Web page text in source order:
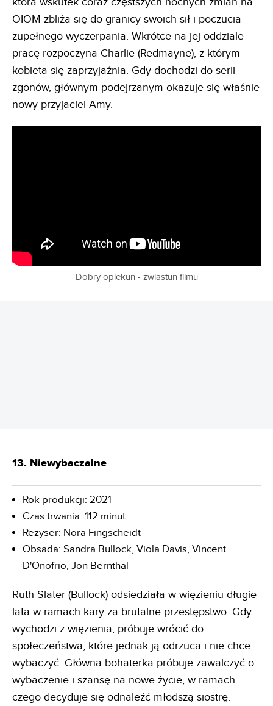
OIOM zbliża się do granicy swoich sił i poczucia
zupełnego wyczerpania. Wkrótce na jej oddziale
pracę rozpoczyna Charlie (Redmayne), z którym
kobieta się zaprzyjaźnia. Gdy dochodzi do serii
zgonów, głównym podejrzanym okazuje się właśnie
nowy przyjaciel Amy.
Dobry opiekun - zwiastun filmu
13. Niewybaczalne
Rok produkcji: 2021
Czas trwania: 112 minut
Reżyser: Nora Fingscheidt
Obsada: Sandra Bullock, Viola Davis, Vincent
D'Onofrio, Jon Bernthal
Ruth Slater (Bullock) odsiedziała w więzieniu długie
lata w ramach kary za brutalne przestępstwo. Gdy
wychodzi z więzienia, próbuje wrócić do
społeczeństwa, które jednak ją odrzuca i nie chce
wybaczyć. Główna bohaterka próbuje zawalczyć o
wybaczenie i szansę na nowe życie, w ramach
czego decyduje się odnaleźć młodszą siostrę.